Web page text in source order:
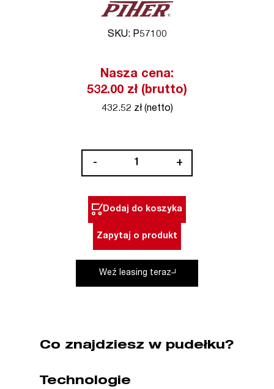
SKU: P57100
Nasza cena:
532.00 zł (brutto)
432.52 zł (netto)
-
6,5
CLAMP
Piher
(nr
+
Dodaj do koszyka
Zapytaj o produkt
Weź leasing teraz
Co znajdziesz w pudełku?
Technologie